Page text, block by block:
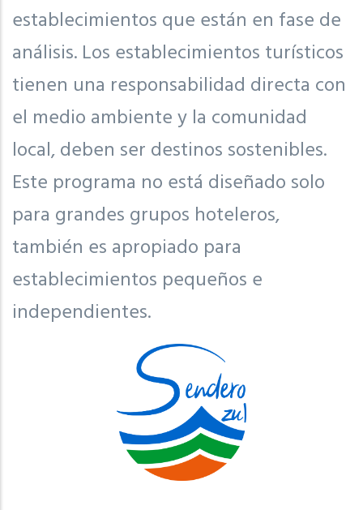
establecimientos que están en fase de
análisis. Los establecimientos turísticos
tienen una responsabilidad directa con
el medio ambiente y la comunidad
local, deben ser destinos sostenibles.
Este programa no está diseñado solo
para grandes grupos hoteleros,
también es apropiado para
establecimientos pequeños e
independientes.